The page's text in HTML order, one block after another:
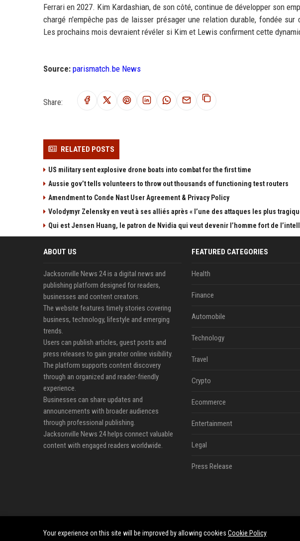
Ferrari en 2027. Kim Kardashian, de son côté, continue de développer son
chargé n'empêche pas de laisser présager une relation durable, fondée
Les prochains mois devraient révéler si Kim et Lewis confirment cette
Source: parismatch.be News
Share:
RELATED POSTS
US military sent explosive drone boats into combat for the first time
Aussie gov’t tells volunteers to throw out thousands of functioning test routers
Amendment to Conde Nast User Agreement & Privacy Policy
Volodymyr Zelensky en veut à ses alliés après « l’une des attaques les plus
Qui est Jensen Huang, le patron de Nvidia qui veut devenir l’homme fort de
ABOUT US
Jacksonville News 24 is a digital news and
publishing platform designed for readers,
businesses and content creators.
The website features timely stories covering
business, technology, lifestyle and emerging
trends.
Users can publish articles, guest posts and
press releases to gain greater online visibility.
The platform supports content discovery
through an organized and reader-friendly
experience.
Businesses can share updates and
announcements with broader audiences
through professional publishing.
Jacksonville News 24 helps connect valuable
content with engaged readers worldwide.
FEATURED CATEGORIES
Health
Finance
Automobile
Technology
Travel
Crypto
Ecommerce
Entertainment
Legal
Press Release
©2026 Jacksonville News 24. All right reserved.
Your experience on this site will be improved by allowing cookies Cookie Policy